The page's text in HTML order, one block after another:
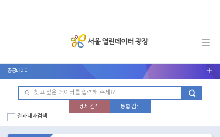
메뉴 열기
공공데이터 서브메뉴 열기
상세 검색
통합 검색
결과 내 재검색